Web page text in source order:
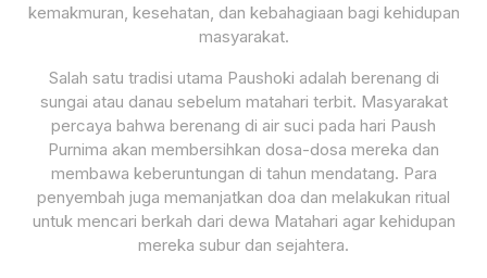
kemakmuran, kesehatan, dan kebahagiaan bagi kehidupan
masyarakat.
Salah satu tradisi utama Paushoki adalah berenang di
sungai atau danau sebelum matahari terbit. Masyarakat
percaya bahwa berenang di air suci pada hari Paush
Purnima akan membersihkan dosa-dosa mereka dan
membawa keberuntungan di tahun mendatang. Para
penyembah juga memanjatkan doa dan melakukan ritual
untuk mencari berkah dari dewa Matahari agar kehidupan
mereka subur dan sejahtera.